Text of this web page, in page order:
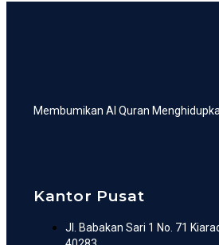
Membumikan Al Quran
Kantor Pusat
Jl. Babakan Sari 1 No. 71